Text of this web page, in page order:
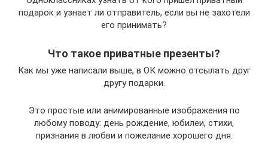
подарок и узнает ли отправитель, если вы не захотели
его принимать?
Что такое приватные презенты?
Как мы уже написали выше, в ОК можно отсылать друг
другу подарки.
Это простые или анимированные изображения по
любому поводу: день рождение, юбилеи, стихи,
признания в любви и пожелание хорошего дня.